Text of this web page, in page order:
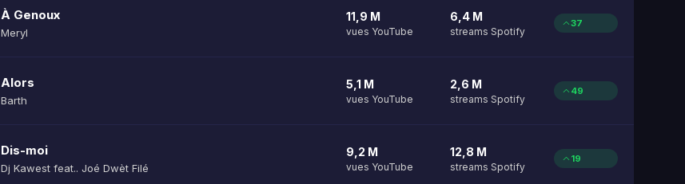
À Genoux
Meryl
11,9 M
vues YouTube
6,4 M
streams Spotify
37
Alors
Barth
5,1 M
vues YouTube
2,6 M
streams Spotify
49
Dis-moi
Dj Kawest feat.. Joé Dwèt Filé
9,2 M
vues YouTube
12,8 M
streams Spotify
19